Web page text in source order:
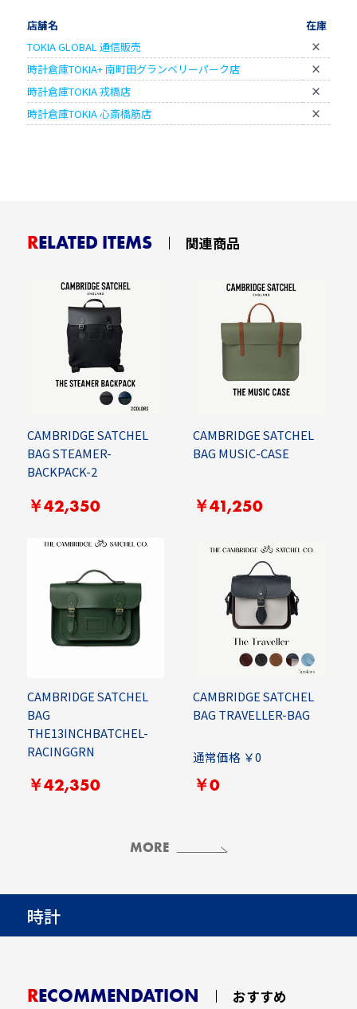
店舗名
在庫
TOKIA GLOBAL 通信販売
×
時計倉庫TOKIA+ 南町田グランベリーパーク店
×
時計倉庫TOKIA 戎橋店
×
時計倉庫TOKIA 心斎橋筋店
×
RELATED ITEMS 関連商品
CAMBRIDGE SATCHEL
BAG STEAMER-
BACKPACK-2
￥42,350
CAMBRIDGE SATCHEL
BAG MUSIC-CASE
￥41,250
CAMBRIDGE SATCHEL
BAG
THE13INCHBATCHEL-
RACINGGRN
￥42,350
CAMBRIDGE SATCHEL
BAG TRAVELLER-BAG
通常価格 ￥0
￥0
MORE
時計
RECOMMENDATION おすすめ